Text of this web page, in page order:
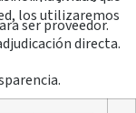
ser proveedor.
directa.